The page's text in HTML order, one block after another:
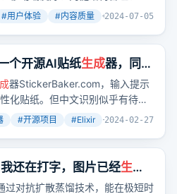
量内容、原创度高、内容权威、实
，也满足了谷歌对优质内容的追
#用户体验 #内容质量 +3
2024-07-05
一个开源AI贴纸生成器，同时
器StickerBaker.com，输入提示
化贴纸。但中文识别似乎有待改
语言基础。
#开源项目 #Elixir +3
2024-02-27
还在打字，图片已经生成
Turbo 就是这么快
过对抗扩散蒸馏技术，能在极短时